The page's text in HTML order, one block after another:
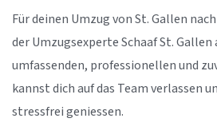
Für deinen Umzug von St. Gallen
der Umzugsexperte Schaaf St. Gallen
umfassenden, professionellen und
kannst dich auf das Team verlassen
stressfrei geniessen.